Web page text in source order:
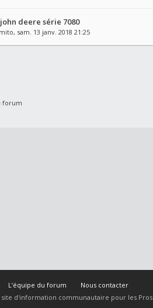
deere série 7080
, sam. 13 janv. 2018 21:25
forum
L’équipe du forum Nous contacter
site d'information communautaire pour les